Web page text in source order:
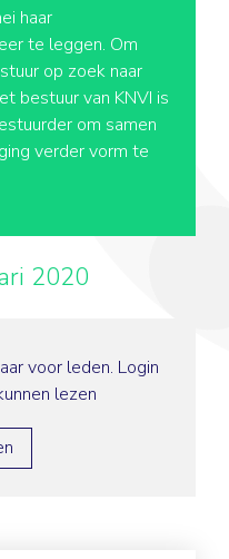
haar
te leggen. Om
op zoek naar
bestuur van KNVI is
om samen
verder vorm te
2020
voor leden. Login
lezen